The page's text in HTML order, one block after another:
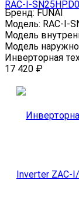
RAC-I-
Бренд:FUNAI
Модель: RAC-I-
Модель
Модель
Инверторная
17 420 ₽